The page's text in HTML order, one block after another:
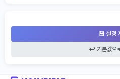
💾 설정
↩️ 기본값으